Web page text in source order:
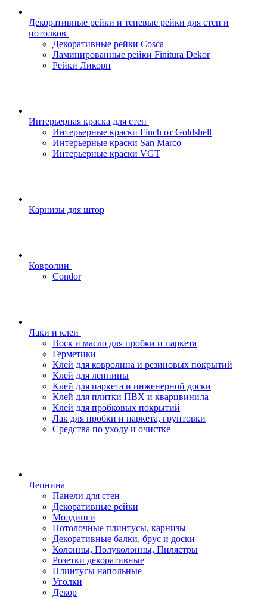
Декоративные рейки и теневые рейки для стен и
потолков
Декоративные рейки Cosca
Ламинированные рейки Finitura Dekor
Рейки Ликорн
Интерьерная краска для стен
Интерьерные краски Finch от Goldshell
Интерьерные краски San Marco
Интерьерные краски VGT
Карнизы для штор
Ковролин
Condor
Лаки и клеи
Воск и масло для пробки и паркета
Герметики
Клей для ковролина и резиновых покрытий
Клей для лепнины
Клей для паркета и инженерной доски
Клей для плитки ПВХ и кварцвинила
Клей для пробковых покрытий
Лак для пробки и паркета, грунтовки
Средства по уходу и очистке
Лепнина
Панели для стен
Декоративные рейки
Молдинги
Потолочные плинтусы, карнизы
Декоративные балки, брус и доски
Колонны, Полуколонны, Пилястры
Розетки декоративные
Плинтусы напольные
Уголки
Декор